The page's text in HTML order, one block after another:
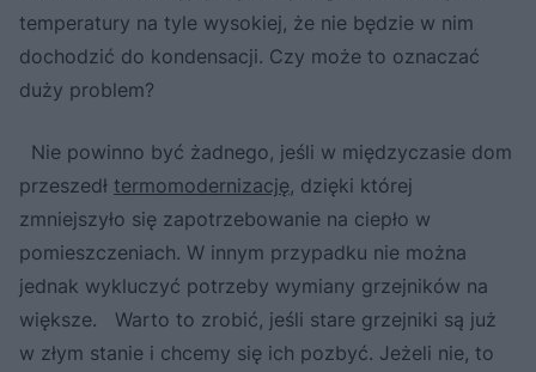
temperatury na tyle wysokiej, że nie będzie w nim
dochodzić do kondensacji. Czy może to oznaczać
duży problem?
Nie powinno być żadnego, jeśli w międzyczasie dom
przeszedł termomodernizację, dzięki której
zmniejszyło się zapotrzebowanie na ciepło w
pomieszczeniach. W innym przypadku nie można
jednak wykluczyć potrzeby wymiany grzejników na
większe. Warto to zrobić, jeśli stare grzejniki są już
w złym stanie i chcemy się ich pozbyć. Jeżeli nie, to